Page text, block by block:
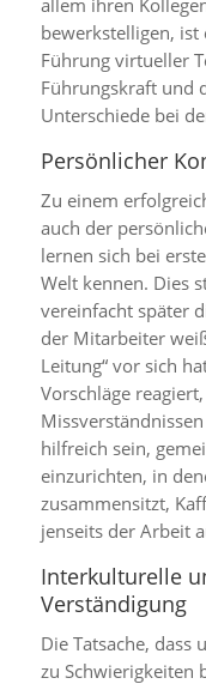
bewerkstelligen, ist
Führung virtueller
Führungskraft und
Unterschiede bei
Persönlicher
Zu einem
auch der
lernen sich bei
Welt kennen. Dies
vereinfacht später
der Mitarbeiter
Leitung“ vor sich
Vorschläge
hilfreich sein,
einzurichten, in
zusammensitzt,
jenseits der Arbeit
Interkulturelle
Verständigung
Die Tatsache,
zu Schwierigkeiten